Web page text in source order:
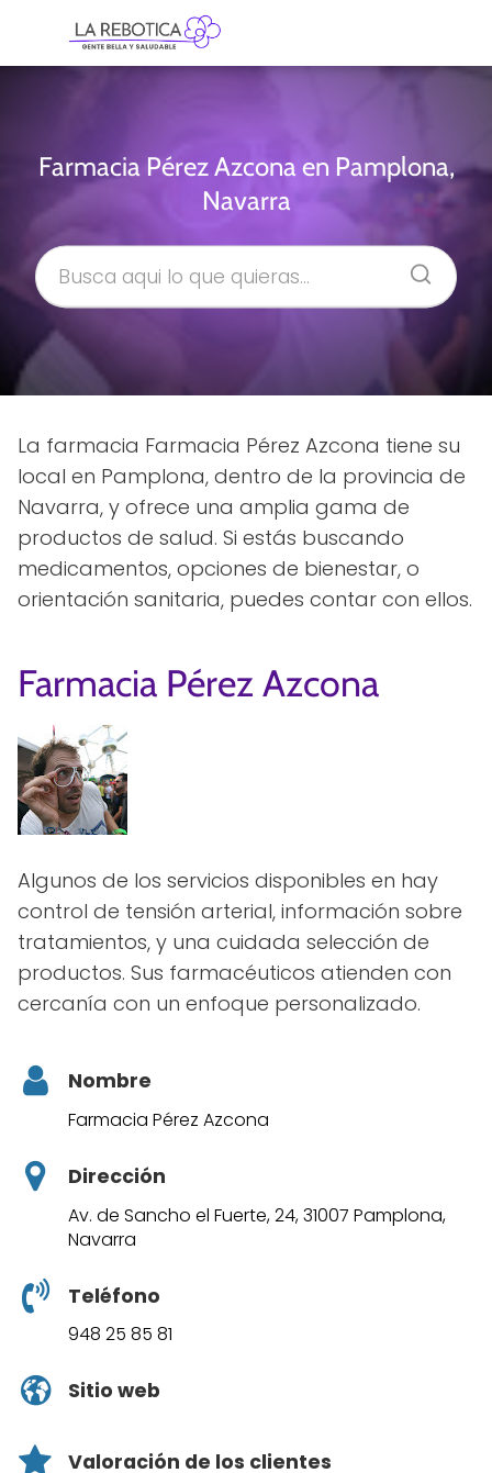
Farmacia Pérez Azcona en Pamplona,
Navarra
La farmacia Farmacia Pérez Azcona tiene su
local en Pamplona, dentro de la provincia de
Navarra, y ofrece una amplia gama de
productos de salud. Si estás buscando
medicamentos, opciones de bienestar, o
orientación sanitaria, puedes contar con ellos.
Farmacia Pérez Azcona
Algunos de los servicios disponibles en hay
control de tensión arterial, información sobre
tratamientos, y una cuidada selección de
productos. Sus farmacéuticos atienden con
cercanía con un enfoque personalizado.
Nombre
Farmacia Pérez Azcona
Dirección
Av. de Sancho el Fuerte, 24, 31007 Pamplona,
Navarra
Teléfono
948 25 85 81
Sitio web
Valoración de los clientes